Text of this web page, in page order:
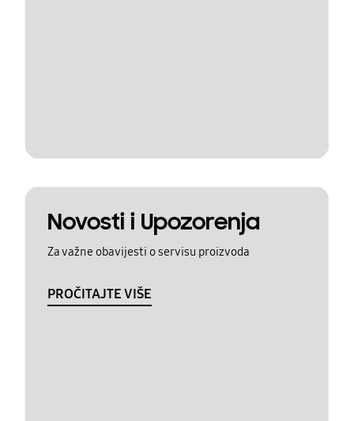
Novosti i Upozorenja
Za važne obavijesti o servisu proizvoda
PROČITAJTE VIŠE